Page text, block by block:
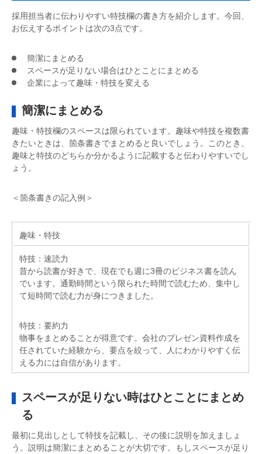
採用担当者に伝わりやすい特技欄の書き方を紹介します。今回、
お伝えするポイントは次の3点です。
簡潔にまとめる
スペースが足りない場合はひとことにまとめる
企業によって趣味・特技を変える
簡潔にまとめる
趣味・特技欄のスペースは限られています。趣味や特技を複数書
きたいときは、箇条書きでまとめると良いでしょう。このとき、
趣味と特技のどちらか分かるように記載すると伝わりやすいでし
ょう。
＜箇条書きの記入例＞
趣味・特技
特技：速読力
昔から読書が好きで、現在でも週に3冊のビジネス書を読ん
でいます。通勤時間という限られた時間で読むため、集中し
て短時間で読む力が身につきました。
特技：要約力
物事をまとめることが得意です。会社のプレゼン資料作成を
任されていた経験から、要点を絞って、人にわかりやすく伝
える力には自信があります。
スペースが足りない時はひとことにまとめ
る
最初に見出しとして特技を記載し、その後に説明を加えましょ
う。説明は簡潔にまとめることが大切です。もしスペースが足り